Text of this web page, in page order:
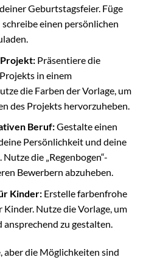
Geburtstagsfeier. Füge
einen persönlichen
Präsentiere die
in einem
die Farben der Vorlage, um
des Projekts hervorzuheben.
Beruf:Gestalte einen
Persönlichkeit und deine
die „Regenbogen“-
Bewerbern abzuheben.
Kinder:Erstelle farbenfrohe
Nutze die Vorlage, um
ansprechend zu gestalten.
aber die Möglichkeiten sind